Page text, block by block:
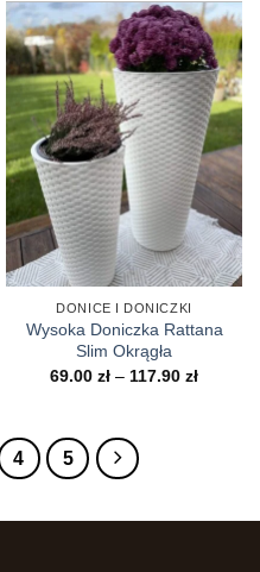
do
259.00
DONICE I DONICZKI
Wysoka Doniczka Rattana
Slim Okrągła
69.00 zł – 117.90 złZakres
4 5